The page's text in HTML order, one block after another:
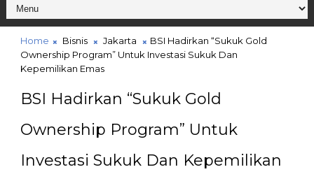
Home Bisnis Jakarta
BSI Hadirkan “Sukuk Gold
Ownership Program” Untuk Investasi Sukuk Dan
Kepemilikan Emas
BSI Hadirkan “Sukuk Gold
Ownership Program” Untuk
Investasi Sukuk Dan Kepemilikan